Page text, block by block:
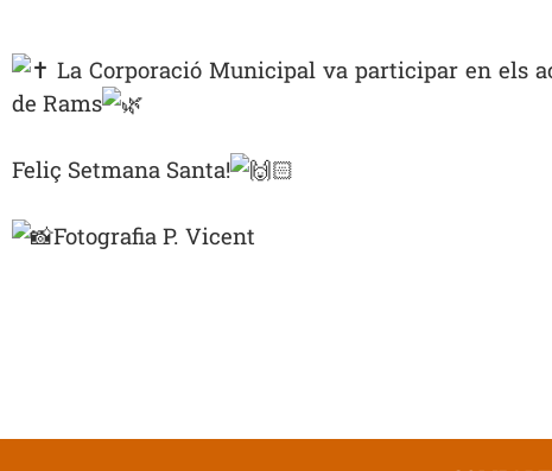
La Corporació Municipal va participar en els
de Rams
Feliç Setmana Santa!
Fotografia P. Vicent